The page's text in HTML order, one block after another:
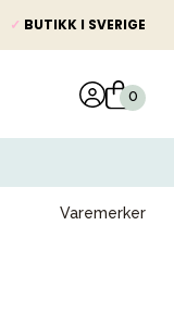
✓ BUTIKK I SVERIGE
Varemerker